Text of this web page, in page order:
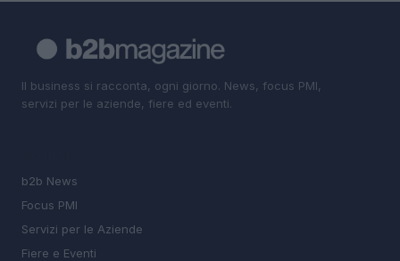
Il business si racconta, ogni giorno. News, focus PMI,
servizi per le aziende, fiere ed eventi.
b2b News
Focus PMI
Servizi per le Aziende
Fiere e Eventi